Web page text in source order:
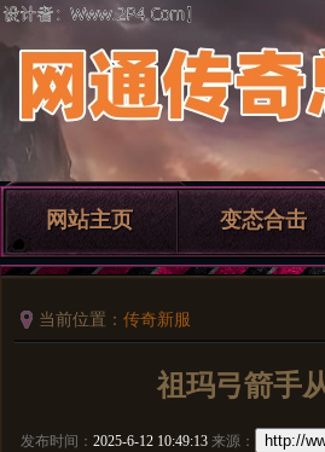
网站主页 变态合击
当前位置： 传奇新服
祖玛弓箭手
发布时间： 2025-6-12 10:49:13 来源： http://